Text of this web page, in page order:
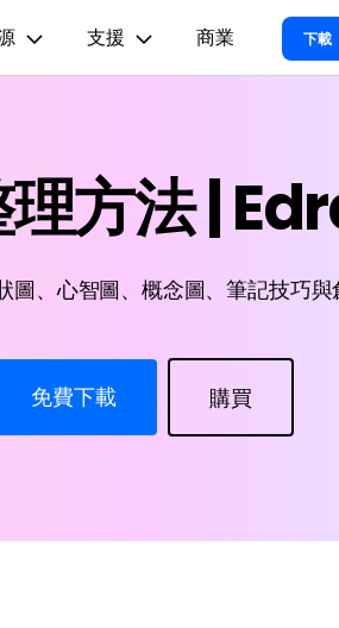
PDFelement
PDF 建立與編輯工具。
商務
EdrawMind
EdrawMax
Filmora
關於我們
人才招募
聯絡我們
新聞中心 商店
EdrawMind
心智圖與腦力激盪工具
平面圖
資訊圖
卡片
務圖表範例 >
程製圖圖表範例 >
統架構圖表範例 >
緒整理範例 >
支援
教程 > EdrawMind 教程 >
>
更新日志 > EdrawMind 更新日志 >
免費下載
商業 下載
理方法 |
、心智圖、概念圖、筆記技巧與
免費下載 購買